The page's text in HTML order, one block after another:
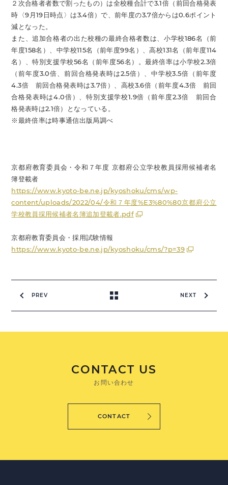
２次合格者者数で割ったもの）は全校種合計で3.1倍（前回合格発表
時〈9月19日時点〉は3.4倍）で、前年度の3.7倍からは0.6ポイント
減となった。
また、追加合格者の出た校種の最終合格者数は、小学校186名（前
年度158名）、中学校115名（前年度99名）、高校131名（前年度114
名）、特別支援学校56名（前年度56名）。最終倍率は小学校2.3倍
（前年度3.0倍、前回合格発表時は2.5倍）、中学校3.5倍（前年度
4.3倍 前回合格発表時は3.7倍）、高校3.6倍（前年度4.3倍 前回
合格発表時は4.0倍）、特別支援学校1.9倍（前年度2.3倍 前回合
格発表時は2.1倍）となっている。
※最終倍率は時事通信出版局調べ
京都府教育委員会・令和７年度 京都府公立学校教員採用候補者名
簿登載者
https://www.kyoto-be.ne.jp/kyoshoku/cms/wp-
content/uploads/2022/04/令和７年度%E3%80%80京都府公立
学校教員採用候補者名簿追加登載者.pdf
京都府教育委員会・採用試験情報
https://www.kyoto-be.ne.jp/kyoshoku/cms/?p=39
PREV NEXT
CONTACT US
お問い合わせ
CONTACT